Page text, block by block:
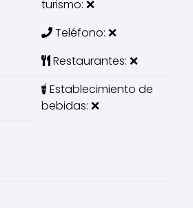
turismo: ❌
Teléfono: ❌
Restaurantes: ❌
Establecimiento de
bebidas: ❌